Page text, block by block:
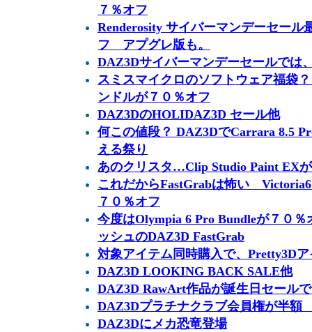
７％オフ
Renderosity サイバーマンデーセール
フ アプグレ版も。
DAZ3Dサイバーマンデーセールでは
スミスマイクロのソフトウェア福袋
ンドルが７０％オフ
DAZ3DのHOLIDAZ3D セール他
何この値段？ DAZ3DでCarrara 8.5
える祭り
あのクリスタ…Clip Studio Paint EX
これだからFastGrabは怖い
７０％オフ
今度はOlympia 6 Pro Bundleが７０
ッシュのDAZ3D FastGrab
対象アイテム同時購入で、Pretty3D
DAZ3D LOOKING BACK SALE他
DAZ3D RawArt作品が誕生日セール
DAZ3Dプラチナクラブ会員権が半
DAZ3Dにメカ恐竜登場